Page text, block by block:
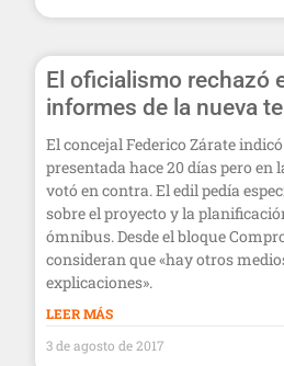
El oficialismo rechazó
informes de la nueva
El concejal Federico Zárate
presentada hace 20 días pero en
votó en contra. El edil pedía
sobre el proyecto y la
ómnibus. Desde el bloque
consideran que «hay otros
explicaciones».
LEER MÁS
3 de agosto de 2017